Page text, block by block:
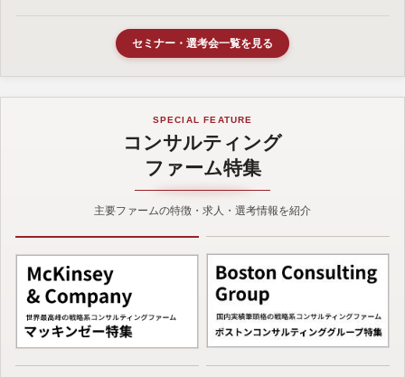
セミナー・選考会一覧を見る
SPECIAL FEATURE
コンサルティング
ファーム特集
主要ファームの特徴・求人・選考情報を紹介